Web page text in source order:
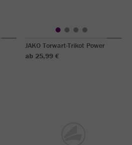
JAKO Torwart-Trikot Power
ab 25,99 €